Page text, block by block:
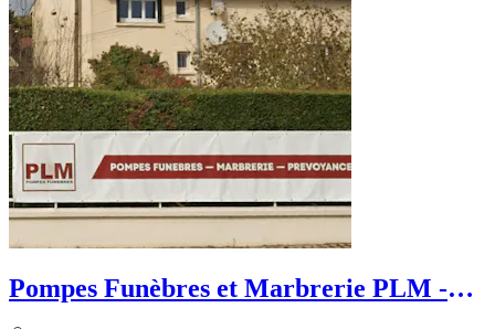
Pompes Funèbres et Marbrerie PLM -